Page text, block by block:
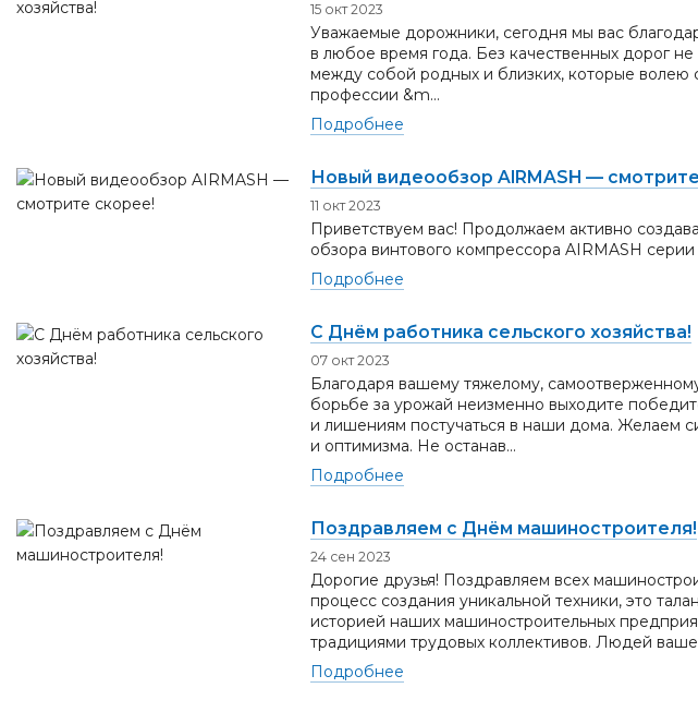
15 окт 2023
Уважаемые дорожники, сегодня мы вас
в любое время года. Без качественных дорог
между собой родных и близких, которые волею
профессии &m...
Подробнее
Новый видеообзор AIRMASH —
11 окт 2023
Приветствуем вас! Продолжаем активно
обзора винтового компрессора AIRMASH
Подробнее
С Днём работника сельского хозяйства!
07 окт 2023
Благодаря вашему тяжелому,
борьбе за урожай неизменно выходите
и лишениям постучаться в наши дома. Желаем
и оптимизма. Не останав...
Подробнее
Поздравляем с Днём машиностроителя!
24 сен 2023
Дорогие друзья! Поздравляем всех
процесс создания уникальной техники, это
историей наших машиностроительных
традициями трудовых коллективов. Людей
Подробнее